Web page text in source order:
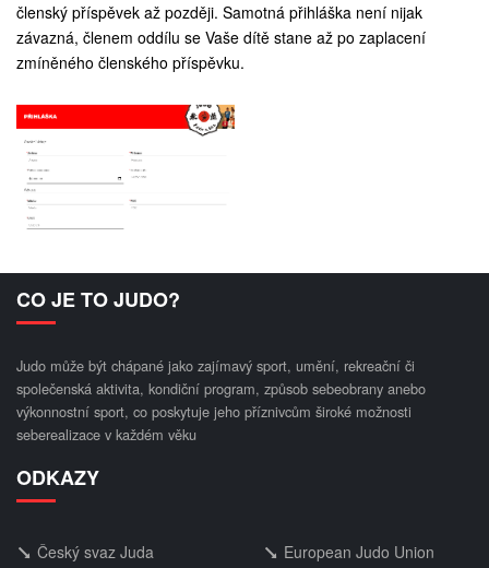
členský příspěvek až později. Samotná přihláška není nijak
závazná, členem oddílu se Vaše dítě stane až po zaplacení
zmíněného členského příspěvku.
CO JE TO JUDO?
Judo může být chápané jako zajímavý sport, umění, rekreační či
společenská aktivita, kondiční program, způsob sebeobrany anebo
výkonnostní sport, co poskytuje jeho příznivcům široké možnosti
seberealizace v každém věku
ODKAZY
Český svaz Juda European Judo Union